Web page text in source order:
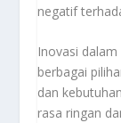
negatif
Inovasi
berbagai
dan
rasa ringan